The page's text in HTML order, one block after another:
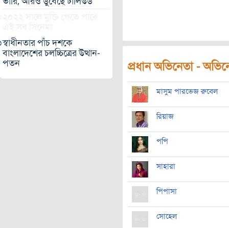
স্বাধীনতার পাঁচ দশকে
বাংলাদেশের চলচ্চিত্রের উত্থান-
পতন
প্রধান অভিনেতা -
মাসুম পারভেজ রুবেল
রিয়াজ
পপি
সাহারা
পিপাসা
সোহেল